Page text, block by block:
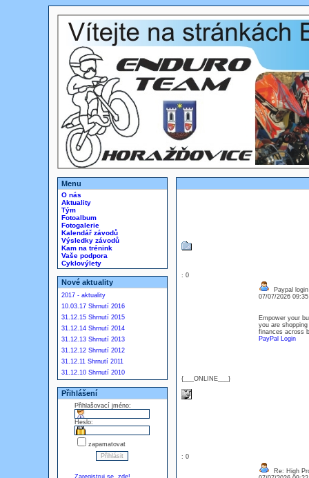
Menu
O nás
Aktuality
Tým
Fotoalbum
Fotogalerie
Kalendář závodů
Výsledky závodů
Kam na trénink
Vaše podpora
Cyklovýlety
Nové aktuality
2017 - aktuality
10.03.17 Shrnutí 2016
31.12.15 Shrnutí 2015
31.12.14 Shrnutí 2014
31.12.13 Shrnutí 2013
31.12.12 Shrnutí 2012
31.12.11 Shrnutí 2011
31.12.10 Shrnutí 2010
Přihlášení
Přihlašovací jméno:
Heslo:
zapamatovat
Zaregistruj se, zde!
: 0
{___ONLINE___}
Paypal login
07/07/2026
Empower your
you are
finances across
PayPal Login
: 0
Re: High